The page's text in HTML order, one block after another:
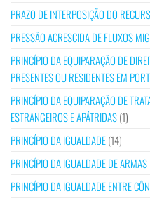
PRAZO DE INTERPOSIÇÃO DO
PRESSÃO ACRESCIDA DE FLUXOS
PRINCÍPIO DA EQUIPARAÇÃO DE
PRESENTES OU RESIDENTES EM
PRINCÍPIO DA EQUIPARAÇÃO DE
ESTRANGEIROS E APÁTRIDAS(1)
PRINCÍPIO DA IGUALDADE(14)
PRINCÍPIO DA IGUALDADE DE ARMAS
PRINCÍPIO DA IGUALDADE ENTRE